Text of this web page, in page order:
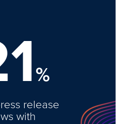
%
release
with